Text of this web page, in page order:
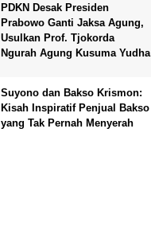
PDKN Desak Presiden
Prabowo Ganti Jaksa Agung,
Usulkan Prof. Tjokorda
Ngurah Agung Kusuma Yudha
Suyono dan Bakso Krismon:
Kisah Inspiratif Penjual Bakso
yang Tak Pernah Menyerah